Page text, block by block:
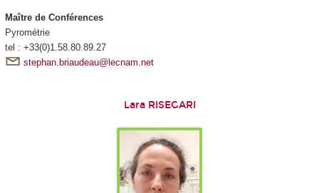
Maître de Conférences
Pyrométrie
tel : +33(0)1.58.80.89.27
stephan.briaudeau@lecnam.net
Lara RISEGARI